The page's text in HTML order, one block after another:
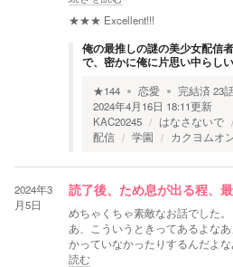
★★★ Excellent!!!
俺の最推しの謎の美少女配信
で、密かに俺に片思い中らしい
★144 恋愛 完結済23
2024年4月16日 18:11更新
KAC20245
はなさないで
配信
学園 カクヨムオ
2024年3
月5日
読了後、ため息が出る程、最
めちゃくちゃ素敵なお話でした
あ、こういうときってあるよな
かっていなかったりするんだよ
読む